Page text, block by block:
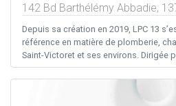
142 Bd Barthélémy Abbadie,
Depuis sa création en 2019, LPC 13
référence en matière de plomberie,
Saint-Victoret et ses environs. Dirigée